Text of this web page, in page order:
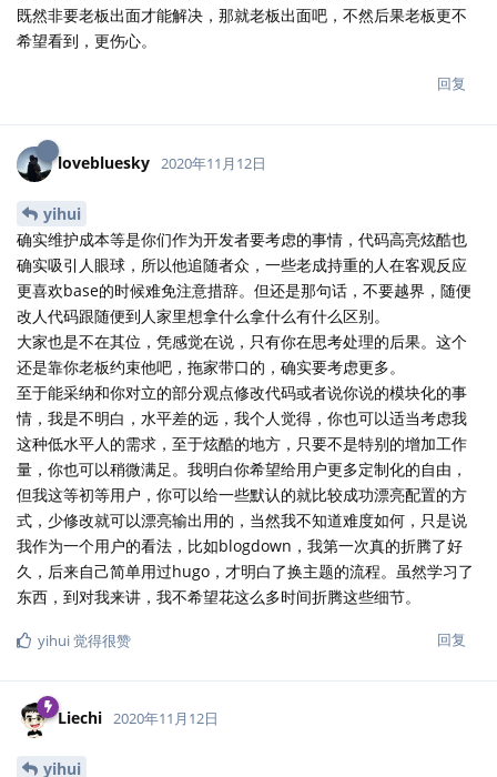
既然非要老板出面才能解决，那就老板出面吧，不然后果老板更不
希望看到，更伤心。
回复
lovebluesky 2020年11月12日
yihui
确实维护成本等是你们作为开发者要考虑的事情，代码高亮炫酷也
确实吸引人眼球，所以他追随者众，一些老成持重的人在客观反应
更喜欢base的时候难免注意措辞。但还是那句话，不要越界，随便
改人代码跟随便到人家里想拿什么拿什么有什么区别。
大家也是不在其位，凭感觉在说，只有你在思考处理的后果。这个
还是靠你老板约束他吧，拖家带口的，确实要考虑更多。
至于能采纳和你对立的部分观点修改代码或者说你说的模块化的事
情，我是不明白，水平差的远，我个人觉得，你也可以适当考虑我
这种低水平人的需求，至于炫酷的地方，只要不是特别的增加工作
量，你也可以稍微满足。我明白你希望给用户更多定制化的自由，
但我这等初等用户，你可以给一些默认的就比较成功漂亮配置的方
式，少修改就可以漂亮输出用的，当然我不知道难度如何，只是说
我作为一个用户的看法，比如blogdown，我第一次真的折腾了好
久，后来自己简单用过hugo，才明白了换主题的流程。虽然学习了
东西，到对我来讲，我不希望花这么多时间折腾这些细节。
回复
yihui觉得很赞
Liechi 2020年11月12日
yihui